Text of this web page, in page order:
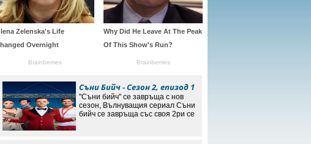
Съни Бийч - Сезон 2, епизод 1
"Съни бийч" се завръща с нов
сезон, Вълнуващия сериал Съни
бийч се завръща със своя 2ри се